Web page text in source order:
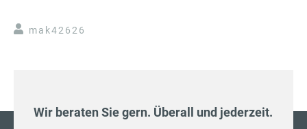
mak42626
Wir beraten Sie gern. Überall und jederzeit.